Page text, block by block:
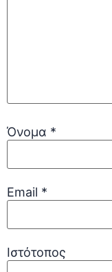
Όνομα *
Email *
Ιστότοπος